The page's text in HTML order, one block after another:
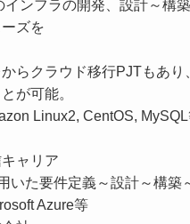
インフラの開発、設計～構
ズを
らクラウド移行PJTもあり
が可能。
Linux2, CentOS,
キャリア
いた要件定義～設計～構築
Azure等